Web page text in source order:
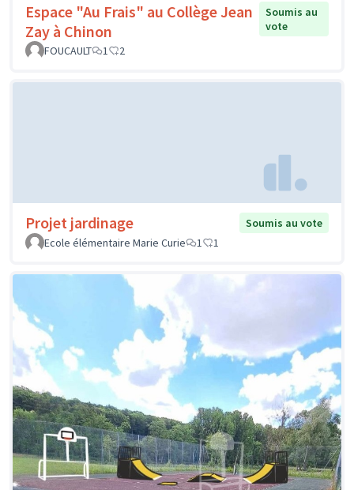
Espace "Au Frais" au Collège Jean
Zay à Chinon
Soumis au
vote
FOUCAULT
1 2
Projet jardinage
Soumis au vote
Ecole élémentaire Marie Curie
1 1